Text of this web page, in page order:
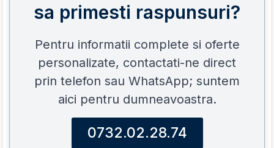
sa primesti raspunsuri?
Pentru informatii complete si oferte
personalizate, contactati-ne direct
prin telefon sau WhatsApp; suntem
aici pentru dumneavoastra.
0732.02.28.74